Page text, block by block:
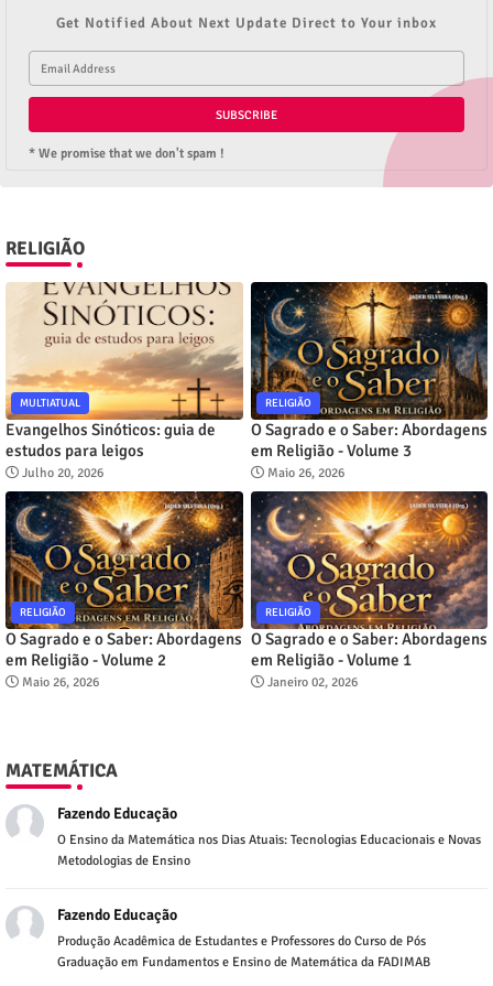
Get Notified About Next Update Direct to Your inbox
* We promise that we don't spam !
RELIGIÃO
MULTIATUAL
Evangelhos Sinóticos: guia de
estudos para leigos
Julho 20, 2026
RELIGIÃO
O Sagrado e o Saber: Abordagens
em Religião - Volume 3
Maio 26, 2026
RELIGIÃO
O Sagrado e o Saber: Abordagens
em Religião - Volume 2
Maio 26, 2026
RELIGIÃO
O Sagrado e o Saber: Abordagens
em Religião - Volume 1
Janeiro 02, 2026
MATEMÁTICA
Fazendo Educação
O Ensino da Matemática nos Dias Atuais: Tecnologias Educacionais e Novas
Metodologias de Ensino
Fazendo Educação
Produção Acadêmica de Estudantes e Professores do Curso de Pós
Graduação em Fundamentos e Ensino de Matemática da FADIMAB